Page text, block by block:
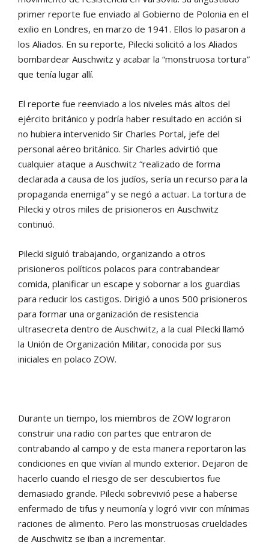
primer reporte fue enviado al Gobierno de Polonia en el
exilio en Londres, en marzo de 1941. Ellos lo pasaron a
los Aliados. En su reporte, Pilecki solicitó a los Aliados
bombardear Auschwitz y acabar la “monstruosa tortura”
que tenía lugar allí.
El reporte fue reenviado a los niveles más altos del
ejército británico y podría haber resultado en acción si
no hubiera intervenido Sir Charles Portal, jefe del
personal aéreo británico. Sir Charles advirtió que
cualquier ataque a Auschwitz “realizado de forma
declarada a causa de los judíos, sería un recurso para la
propaganda enemiga” y se negó a actuar. La tortura de
Pilecki y otros miles de prisioneros en Auschwitz
continuó.
Pilecki siguió trabajando, organizando a otros
prisioneros políticos polacos para contrabandear
comida, planificar un escape y sobornar a los guardias
para reducir los castigos. Dirigió a unos 500 prisioneros
para formar una organización de resistencia
ultrasecreta dentro de Auschwitz, a la cual Pilecki llamó
la Unión de Organización Militar, conocida por sus
iniciales en polaco ZOW.
Durante un tiempo, los miembros de ZOW lograron
construir una radio con partes que entraron de
contrabando al campo y de esta manera reportaron las
condiciones en que vivían al mundo exterior. Dejaron de
hacerlo cuando el riesgo de ser descubiertos fue
demasiado grande. Pilecki sobrevivió pese a haberse
enfermado de tifus y neumonía y logró vivir con mínimas
raciones de alimento. Pero las monstruosas crueldades
de Auschwitz se iban a incrementar.